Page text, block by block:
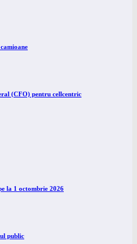
(CFO) pentru cellcentric
la 1 octombrie 2026
public